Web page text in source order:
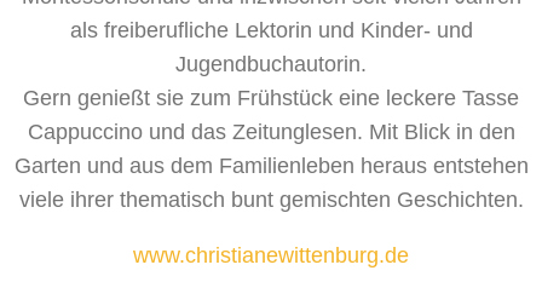
als freiberufliche Lektorin und Kinder- und
Jugendbuchautorin.
Gern genießt sie zum Frühstück eine leckere Tasse
Cappuccino und das Zeitunglesen. Mit Blick in den
Garten und aus dem Familienleben heraus entstehen
viele ihrer thematisch bunt gemischten Geschichten.
www.christianewittenburg.de